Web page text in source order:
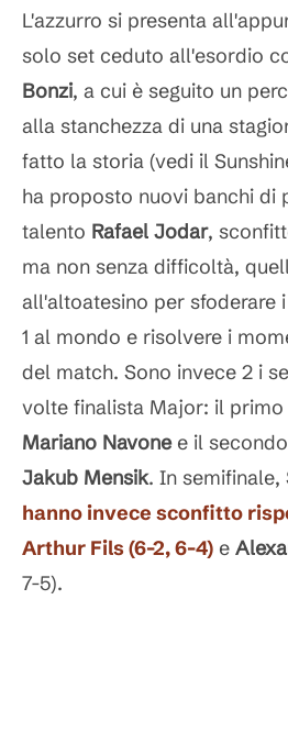
L'azzurro si presenta
solo set ceduto all'esordio
Bonzi, a cui è seguito un
alla stanchezza di una
fatto la storia (vedi il
ha proposto nuovi banchi di
talento Rafael Jodar,
ma non senza difficoltà,
all'altoatesino per sfoderare
1 al mondo e risolvere i
del match. Sono invece 2 i
volte finalista Major: il
Mariano Navonee il
Jakub Mensik. In semifinale,
hanno invece sconfitto
Arthur Fils(6-2, 6-4) e
7-5).